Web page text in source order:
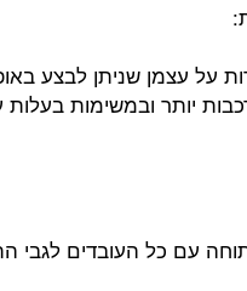
על עצמן שניתן לבצע
יותר ובמשימות בעלות
עם כל העובדים לגבי